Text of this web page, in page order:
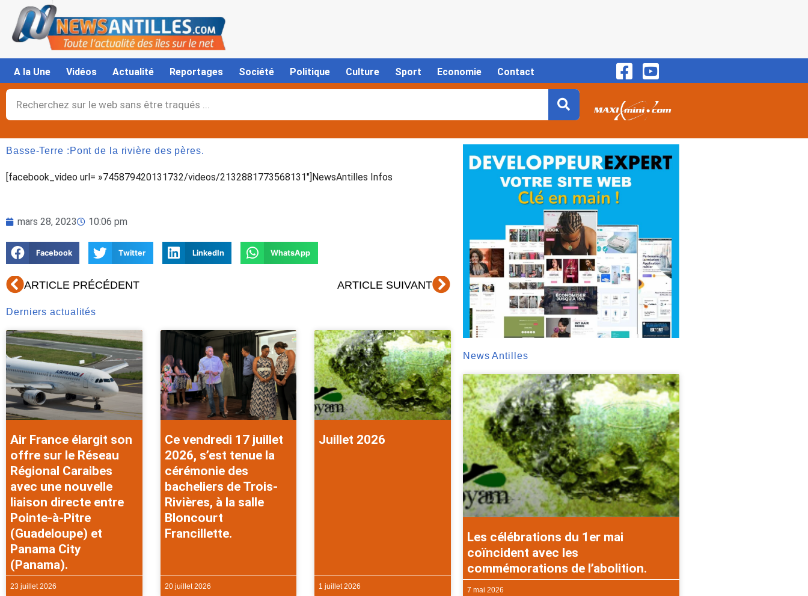
contenu
A la Une Vidéos Actualité Reportages Société Politique Culture Sport Economie Contact
Rechercher
Basse-Terre :Pont de la rivière des pères.
[facebook_video url= »745879420131732/videos/2132881773568131″]NewsAntilles Infos
mars 28, 2023 10:06 pm
Facebook Twitter LinkedIn WhatsApp
Précédent
ARTICLE PRÉCÉDENT ARTICLE SUIVANTSuivant
Derniers actualités
Air France élargit son
offre sur le Réseau
Régional Caraibes
avec une nouvelle
liaison directe entre
Pointe-à-Pitre
(Guadeloupe) et
Panama City
(Panama).
23 juillet 2026
Ce vendredi 17 juillet
2026, s’est tenue la
cérémonie des
bacheliers de Trois-
Rivières, à la salle
Bloncourt
Francillette.
20 juillet 2026
Juillet 2026
1 juillet 2026
News Antilles
Les célébrations du 1er mai
coïncident avec les
commémorations de l’abolition.
7 mai 2026